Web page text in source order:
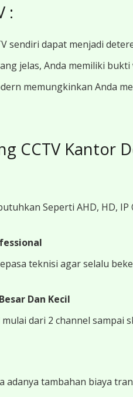
:
sendiri dapat menjadi
jelas, Anda memiliki
memungkinkan Anda
CCTV Kantor
Seperti AHD, HD, IP
teknisi agar selalu
Dan Kecil
dari 2 channel
adanya tambahan biaya